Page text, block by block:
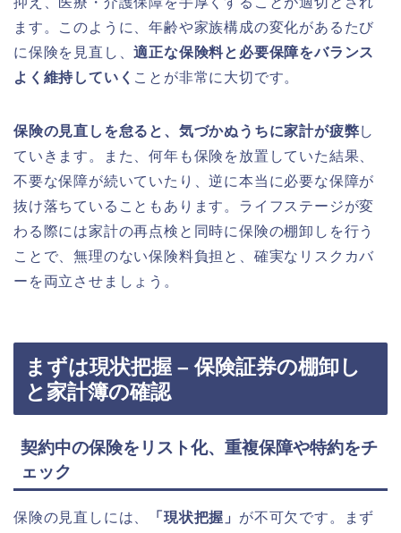
ます。このように、年齢や家族構成の変化があるたび
に保険を見直し、適正な保険料と必要保障をバランス
よく維持していく ことが非常に大切です。
保険の見直しを怠ると、気づかぬうちに家計が疲弊し
ていきます。また、何年も保険を放置していた結果、
不要な保障が続いていたり、逆に本当に必要な保障が
抜け落ちていることもあります。ライフステージが変
わる際には家計の再点検と同時に保険の棚卸しを行う
ことで、無理のない保険料負担と、確実なリスクカバ
ーを両立させましょう。
まずは現状把握 – 保険証券の棚卸し
と家計簿の確認
契約中の保険をリスト化、重複保障や特約をチ
ェック
保険の見直しには、 「現状把握」 が不可欠です。まず